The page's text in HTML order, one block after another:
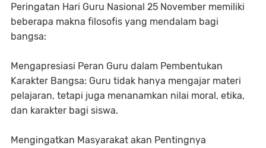
Peringatan Hari Guru Nasional 25 November memiliki
beberapa makna filosofis yang mendalam bagi
bangsa:
Mengapresiasi Peran Guru dalam Pembentukan
Karakter Bangsa: Guru tidak hanya mengajar materi
pelajaran, tetapi juga menanamkan nilai moral, etika,
dan karakter bagi siswa.
Mengingatkan Masyarakat akan Pentingnya